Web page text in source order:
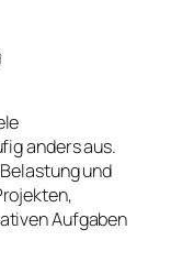
anders aus.
und
Aufgaben